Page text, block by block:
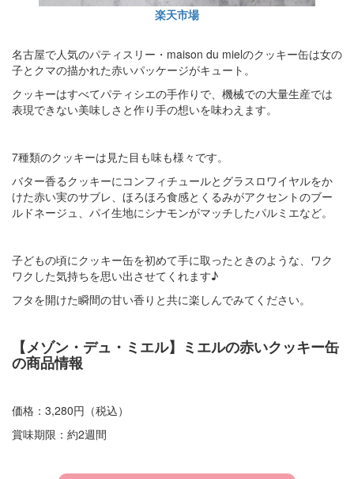
楽天市場
名古屋で人気のパティスリー・maison du mielのクッキー缶は女の
子とクマの描かれた赤いパッケージがキュート。
クッキーはすべてパティシエの手作りで、機械での大量生産では
表現できない美味しさと作り手の想いを味わえます。
7種類のクッキーは見た目も味も様々です。
バター香るクッキーにコンフィチュールとグラスロワイヤルをか
けた赤い実のサブレ、ほろほろ食感とくるみがアクセントのブー
ルドネージュ、パイ生地にシナモンがマッチしたパルミエなど。
子どもの頃にクッキー缶を初めて手に取ったときのような、ワク
ワクした気持ちを思い出させてくれます♪
フタを開けた瞬間の甘い香りと共に楽しんでみてください。
【メゾン・デュ・ミエル】ミエルの赤いクッキー缶
の商品情報
価格：3,280円（税込）
賞味期限：約2週間